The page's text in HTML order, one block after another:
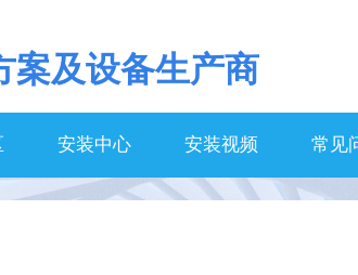
案及设备生产商
安装中心 安装视频 常见